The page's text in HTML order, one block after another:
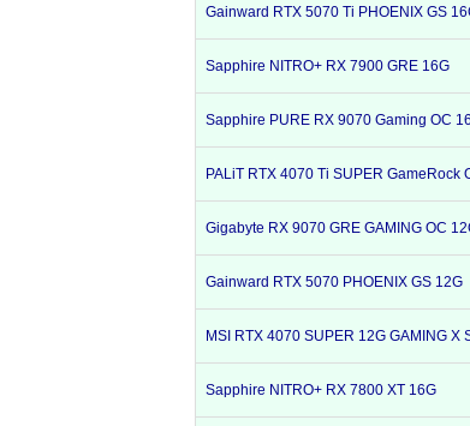
Gainward RTX 5070 Ti PHOENIX GS
Sapphire NITRO+ RX 7900 GRE 16G
Sapphire PURE RX 9070 Gaming OC
PALiT RTX 4070 Ti SUPER GameRock
Gigabyte RX 9070 GRE GAMING OC
Gainward RTX 5070 PHOENIX GS 12G
MSI RTX 4070 SUPER 12G GAMING X
Sapphire NITRO+ RX 7800 XT 16G